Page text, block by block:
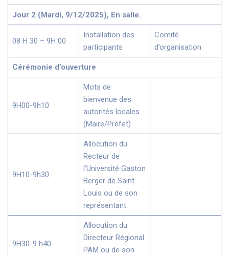
Jour 2 (Mardi, 9/12/2025), En salle.
08 H 30 – 9H 00
Installation des
participants
Comité
d’organisation
Cérémonie d’ouverture
9H00-9h10
Mots de
bienvenue des
autorités locales
(Maire/Préfet)
9H10-9h30
Allocution du
Recteur de
l’Université Gaston
Berger de Saint
Louis ou de son
représentant
9H30-9 h40
Allocution du
Directeur Régional
PAM ou de son